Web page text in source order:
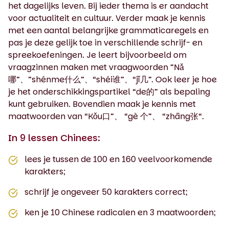
het dagelijks leven. Bij ieder thema is er aandacht
voor actualiteit en cultuur. Verder maak je kennis
met een aantal belangrijke grammaticaregels en
pas je deze gelijk toe in verschillende schrijf- en
spreekoefeningen. Je leert bijvoorbeeld om
vraagzinnen maken met vraagwoorden ”Nǎ
哪”、”shénme什么”、“shéi谁”、“jǐ几”. Ook leer je hoe
je het onderschikkingspartikel “de的” als bepaling
kunt gebruiken. Bovendien maak je kennis met
maatwoorden van “Kǒu​口”、 “gè ​个”、 “zhāng​张“.
In 9 lessen Chinees:
lees je tussen de 100 en 160 veelvoorkomende
karakters;
schrijf je ongeveer 50 karakters correct;
ken je 10 Chinese radicalen en 3 maatwoorden;